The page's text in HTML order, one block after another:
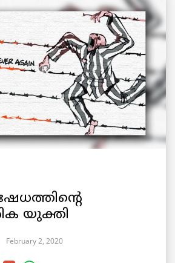
യുക്തി
February 2, 2020